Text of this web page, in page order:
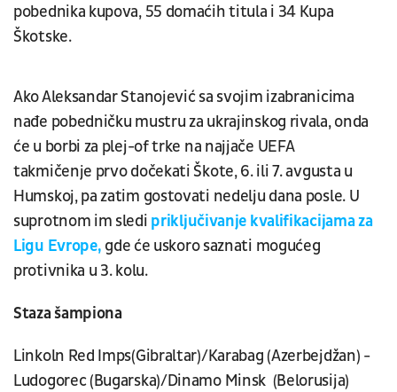
pobednika kupova, 55 domaćih titula i 34 Kupa
Škotske.
Ako Aleksandar Stanojević sa svojim izabranicima
nađe pobedničku mustru za ukrajinskog rivala, onda
će u borbi za plej-of trke na najjače UEFA
takmičenje prvo dočekati Škote, 6. ili 7. avgusta u
Humskoj, pa zatim gostovati nedelju dana posle. U
suprotnom im sledi priključivanje kvalifikacijama za
Ligu Evrope, gde će uskoro saznati mogućeg
protivnika u 3. kolu.
Staza šampiona
Linkoln Red Imps(Gibraltar)/Karabag (Azerbejdžan) -
Ludogorec (Bugarska)/Dinamo Minsk (Belorusija)